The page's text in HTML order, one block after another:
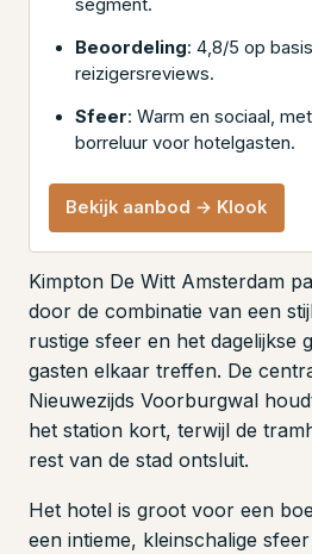
segment.
Beoordeling: 4,8/5 op
reizigersreviews.
Sfeer: Warm en sociaal,
borreluur voor hotelgasten.
Bekijk aanbod → Klook
Kimpton De Witt Amsterdam
door de combinatie van een
rustige sfeer en het dagelijkse
gasten elkaar treffen. De
Nieuwezijds Voorburgwal
het station kort, terwijl de
rest van de stad ontsluit.
Het hotel is groot voor een
een intieme, kleinschalige